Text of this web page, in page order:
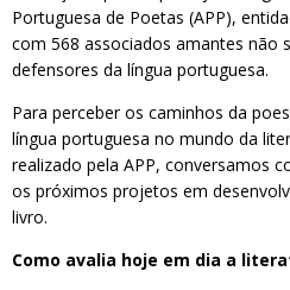
Portuguesa de Poetas (APP),
com 568 associados amantes não
defensores da língua portuguesa.
Para perceber os caminhos da
língua portuguesa no mundo da
realizado pela APP, conversamos
os próximos projetos em
livro.
Como avalia hoje em dia a